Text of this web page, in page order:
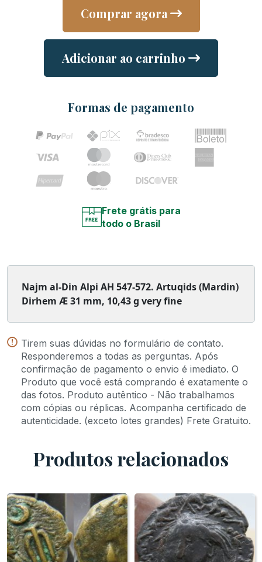
Comprar agora
Adicionar ao carrinho
Formas de pagamento
Frete grátis para
todo o Brasil
Najm al-Din Alpi AH 547-572. Artuqids (Mardin)
Dirhem Æ 31 mm, 10,43 g very fine
Tirem suas dúvidas no formulário de contato.
Responderemos a todas as perguntas. Após
confirmação de pagamento o envio é imediato. O
Produto que você está comprando é exatamente o
das fotos. Produto autêntico - Não trabalhamos
com cópias ou réplicas. Acompanha certificado de
autenticidade. (exceto lotes grandes) Frete Gratuito.
Produtos relacionados